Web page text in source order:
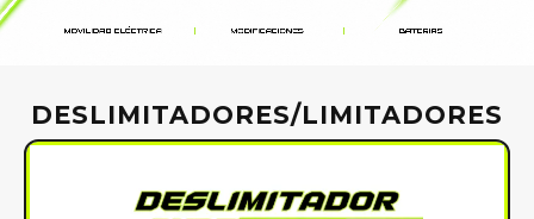
DESLIMITADORES/LIMITADORES